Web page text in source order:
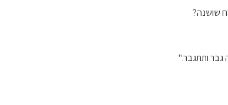
שושנה?
גבר ותתגבר."